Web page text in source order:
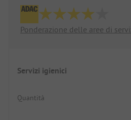
Ponderazione delle aree di
Servizi igienici
Quantità